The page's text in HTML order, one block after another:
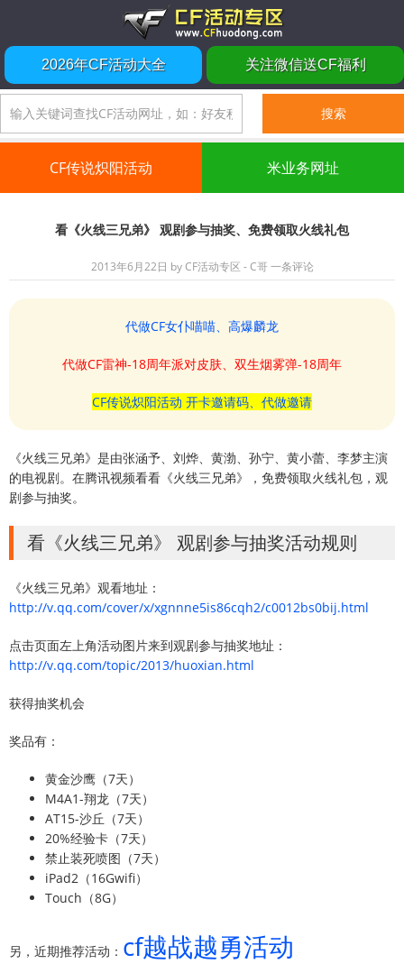
2026年CF活动大全 关注微信送CF福利
CF传说炽阳活动 米业务网址
看《火线三兄弟》 观剧参与抽奖、免费领取火线礼包
2013年6月22日 byCF活动专区 - C哥 一条评论
代做CF女仆喵喵、高爆麟龙
代做CF雷神-18周年派对皮肤、双生烟雾弹-18周年
CF传说炽阳活动 开卡邀请码、代做邀请
《火线三兄弟》是由张涵予、刘烨、黄渤、孙宁、黄小蕾、李梦主演
的电视剧。在腾讯视频看看《火线三兄弟》，免费领取火线礼包，观
剧参与抽奖。
看《火线三兄弟》 观剧参与抽奖活动规则
《火线三兄弟》观看地址：
http://v.qq.com/cover/x/xgnnne5is86cqh2/c0012bs0bij.html
点击页面左上角活动图片来到观剧参与抽奖地址：
http://v.qq.com/topic/2013/huoxian.html
获得抽奖机会
奖品有：
黄金沙鹰（7天）
M4A1-翔龙（7天）
AT15-沙丘（7天）
20%经验卡（7天）
禁止装死喷图（7天）
iPad2（16Gwifi）
Touch（8G）
另，近期推荐活动： cf越战越勇活动